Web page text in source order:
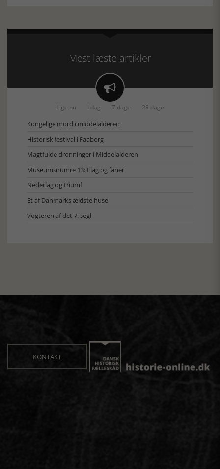
Mest læste artikler

Lige nu I dag 7 dage 28 dage
Kongelige mord i middelalderen
Historisk festival i Faaborg
Magtfulde dronninger i Middelalderen
Museumsnumre 13: Flag og faner
Nederlag og triumf
Et af Danmarks ældste huse
Vogteren af det 7. segl
KONTAKT